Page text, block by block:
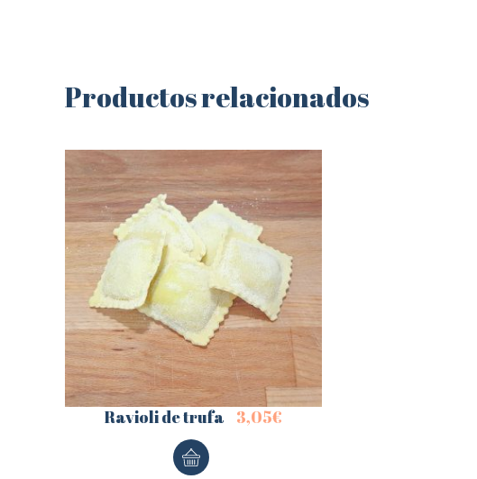
Productos relacionados
Ravioli de trufa 3,05€